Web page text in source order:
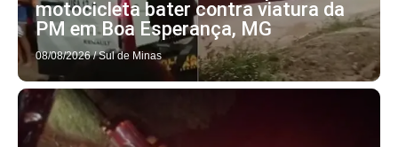
motocicleta bater contra viatura da
PM em Boa Esperança, MG
08/08/2026 / Sul de Minas